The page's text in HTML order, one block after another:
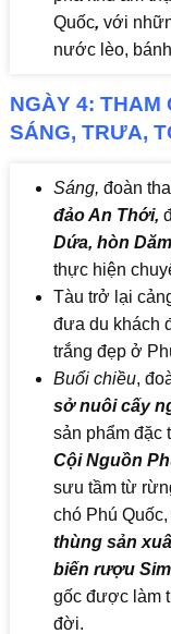
Quốc, với
nước lèo,
NGÀY 4: THAM
SÁNG, TRƯA,
Sáng, đoàn
đảo An Thới,
Dứa, hòn
thực hiện
Tàu trở lại
đưa du khách
trắng đẹp ở
Buổi chiều,
sở nuôi cấy
sản phẩm đặc
Cội Nguồn
sưu tầm từ
chó Phú
thùng sản
biến rượu Sim
gốc được làm
đời.